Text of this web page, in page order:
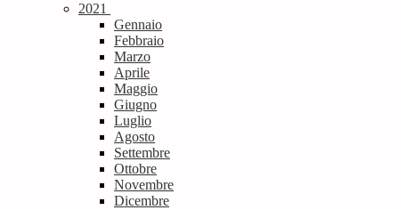
2021
Gennaio
Febbraio
Marzo
Aprile
Maggio
Giugno
Luglio
Agosto
Settembre
Ottobre
Novembre
Dicembre